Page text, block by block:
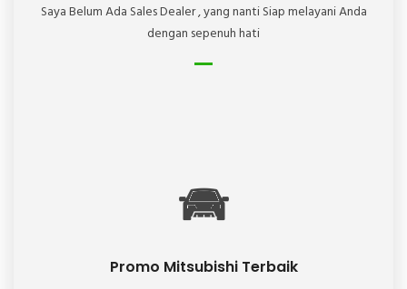
Saya Belum Ada Sales Dealer , yang nanti Siap melayani Anda
dengan sepenuh hati
Promo Mitsubishi Terbaik